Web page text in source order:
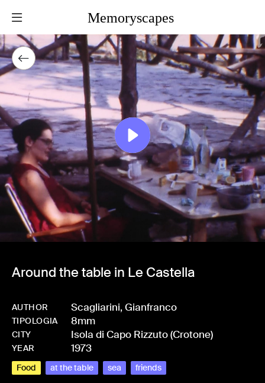
Memoryscapes
Around the table in Le Castella
AUTHOR Scagliarini, Gianfranco
TIPOLOGIA 8mm
CITY Isola di Capo Rizzuto (Crotone)
YEAR 1973
Food at the table sea friends